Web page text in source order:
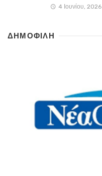
4 Ιουνίου, 2026
ΔΗΜΟΦΙΛΗ